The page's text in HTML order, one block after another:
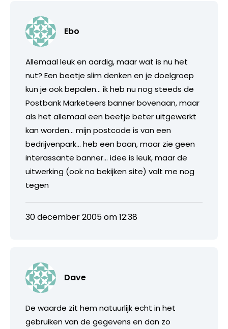
Ebo
Allemaal leuk en aardig, maar wat is nu het
nut? Een beetje slim denken en je doelgroep
kun je ook bepalen… ik heb nu nog steeds de
Postbank Marketeers banner bovenaan, maar
als het allemaal een beetje beter uitgewerkt
kan worden… mijn postcode is van een
bedrijvenpark… heb een baan, maar zie geen
interassante banner… idee is leuk, maar de
uitwerking (ook na bekijken site) valt me nog
tegen
30 december 2005 om 12:38
Dave
De waarde zit hem natuurlijk echt in het
gebruiken van de gegevens en dan zo